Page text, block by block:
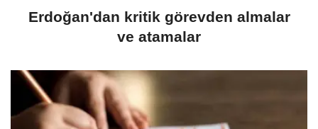
Erdoğan'dan kritik görevden almalar
ve atamalar